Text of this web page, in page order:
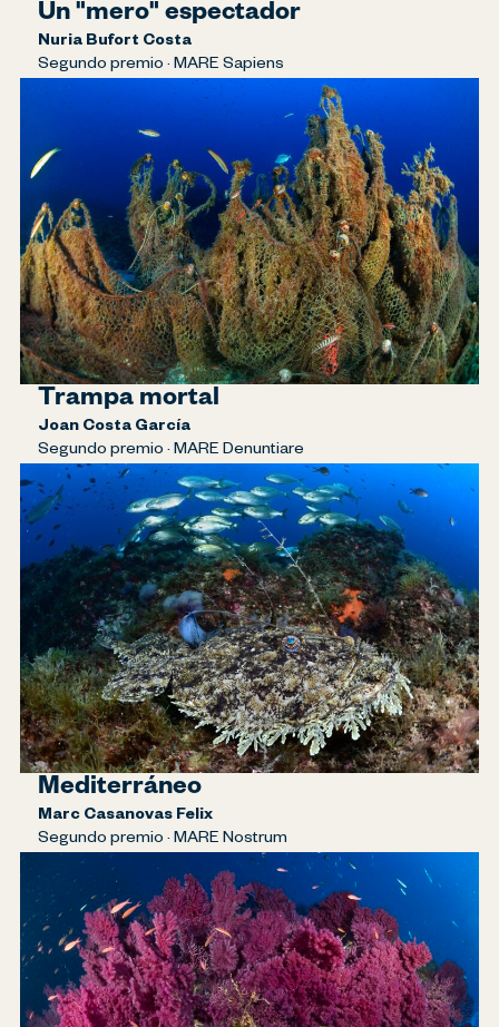
Un "mero" espectador
Nuria Bufort Costa
Segundo premio · MARE Sapiens
Trampa mortal
Joan Costa García
Segundo premio · MARE Denuntiare
Mediterráneo
Marc Casanovas Felix
Segundo premio · MARE Nostrum